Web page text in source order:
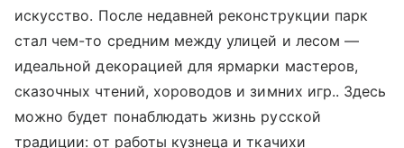
искусство. После недавней реконструкции парк
стал чем-то средним между улицей и лесом —
идеальной декорацией для ярмарки мастеров,
сказочных чтений, хороводов и зимних игр.. Здесь
можно будет понаблюдать жизнь русской
традиции: от работы кузнеца и ткачихи